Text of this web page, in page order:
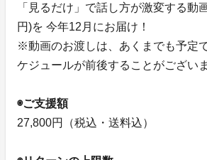
「見るだけ」で話し方が激変する動
円)を 今年12月にお届け！
※動画のお渡しは、あくまでも予定
ケジュールが前後することがございま
◉ご支援額
27,800円（税込・送料込）